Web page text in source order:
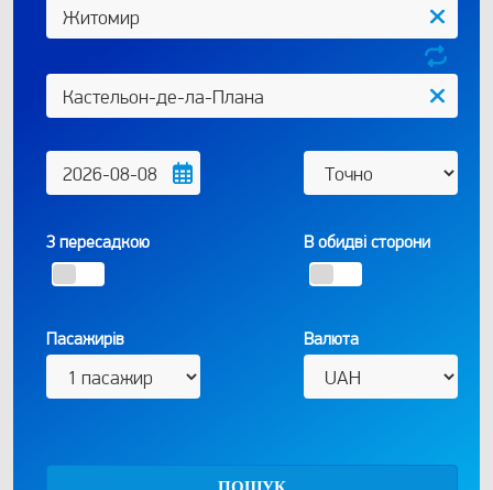
З пересадкою В обидві сторони
Пасажирів Валюта